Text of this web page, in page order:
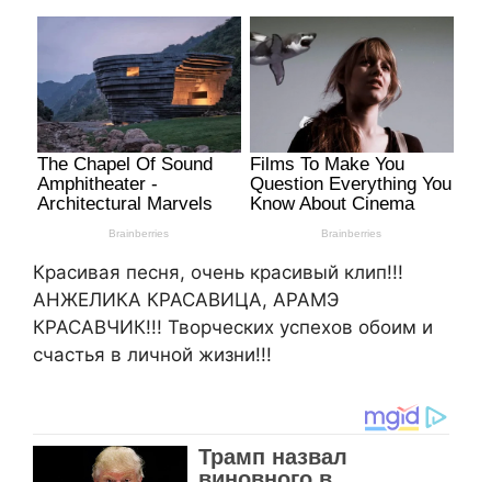
Красивая песня, очень красивый клип!!!
АНЖЕЛИКА КРАСАВИЦА, АРАМЭ
КРАСАВЧИК!!! Творческих успехов обоим и
счастья в личной жизни!!!